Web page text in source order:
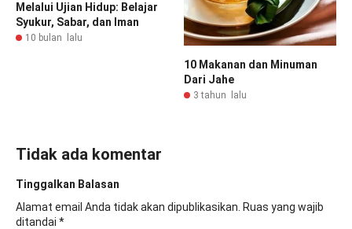
Melalui Ujian Hidup: Belajar
Syukur, Sabar, dan Iman
10 bulan lalu
10 Makanan dan Minuman
Dari Jahe
3 tahun lalu
Tidak ada komentar
Tinggalkan Balasan
Alamat email Anda tidak akan dipublikasikan. Ruas yang wajib
ditandai *